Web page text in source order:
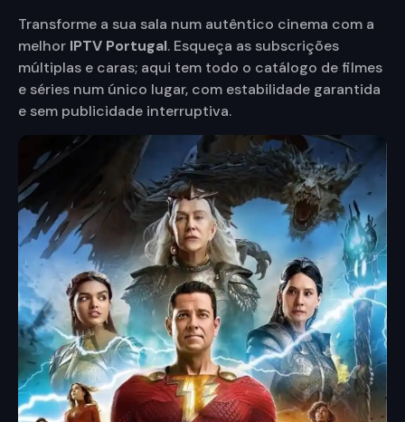
Transforme a sua sala num autêntico cinema com a
melhor IPTV Portugal. Esqueça as subscrições
múltiplas e caras; aqui tem todo o catálogo de filmes
e séries num único lugar, com estabilidade garantida
e sem publicidade interruptiva.